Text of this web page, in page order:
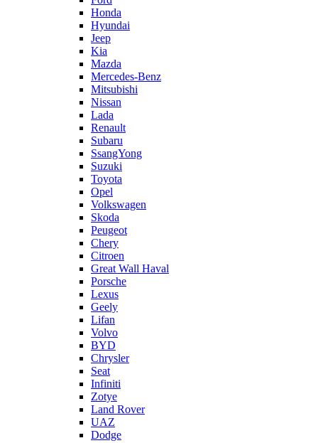
Honda
Hyundai
Jeep
Kia
Mazda
Mercedes-Benz
Mitsubishi
Nissan
Lada
Renault
Subaru
SsangYong
Suzuki
Toyota
Opel
Volkswagen
Skoda
Peugeot
Chery
Citroen
Great Wall Haval
Porsche
Lexus
Geely
Lifan
Volvo
BYD
Chrysler
Seat
Infiniti
Zotye
Land Rover
UAZ
Dodge